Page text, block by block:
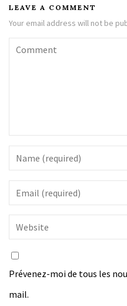
LEAVE A COMMENT
Your email address will not be
Prévenez-moi de tous les
mail.